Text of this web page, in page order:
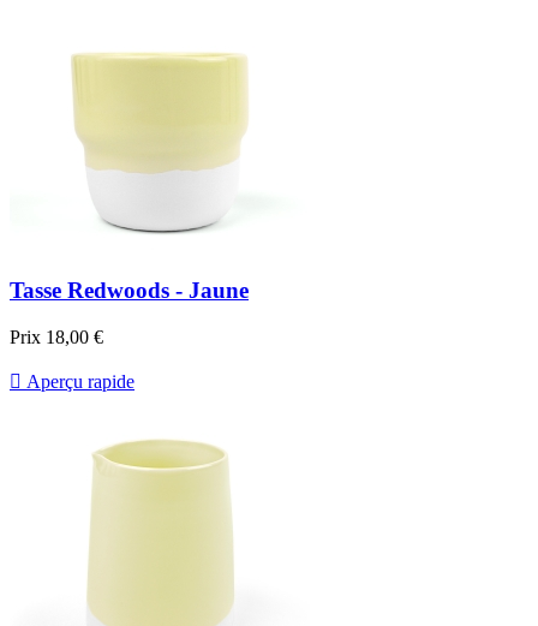
Tasse Redwoods - Jaune
Prix 18,00 €
 Aperçu rapide